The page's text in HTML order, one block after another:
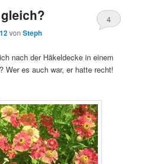
vonSteph
4
nach der Häkeldecke in einem
Wer es auch war, er hatte recht!